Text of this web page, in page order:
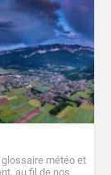
glossaire météo et
au fil de nos